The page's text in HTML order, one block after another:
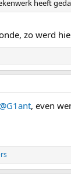
heeft
zo werd
@G1ant, even